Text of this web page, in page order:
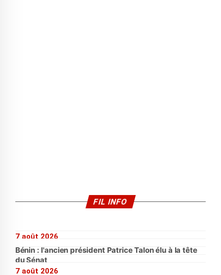
FIL INFO
7 août 2026
Bénin : l'ancien président Patrice Talon élu à la tête
du Sénat
7 août 2026